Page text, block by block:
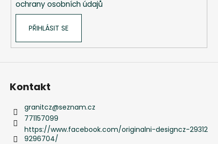
ochrany osobních údajů
PŘIHLÁSIT SE
Kontakt
granitcz@seznam.cz
771157099
https://www.facebook.com/originalni-designcz-29312
9296704/